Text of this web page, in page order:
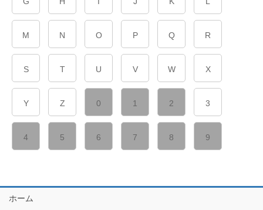
M N O P Q R
S T U V W X
Y Z 0 1 2 3
4 5 6 7 8 9
ホーム